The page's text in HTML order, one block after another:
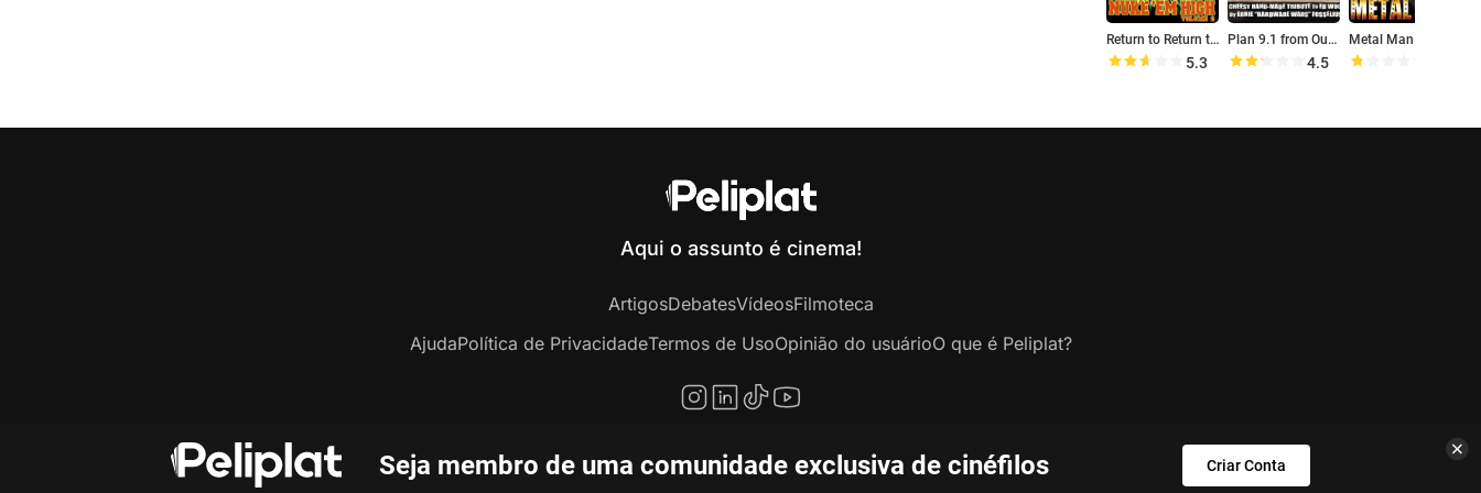
Return to Return to Nuke 'Em High Aka Vol. 2
5.3
Plan 9.1 from Outer Space
4.5
Metal Man
Seja membro de uma comunidade exclusiva de cinéfilos Criar Conta
Aqui o assunto é cinema!
ArtigosDebatesVídeosFilmoteca
AjudaPolítica de PrivacidadeTermos de UsoOpinião do usuárioO que é Peliplat?